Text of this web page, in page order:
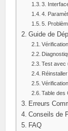
3.
4.
5.
Guide de
Test avec
Table des
Erreurs
Conseils de
FAQ